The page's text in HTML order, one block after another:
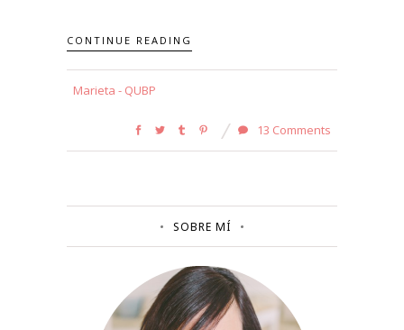
CONTINUE READING
Marieta - QUBP
13 Comments
SOBRE MÍ